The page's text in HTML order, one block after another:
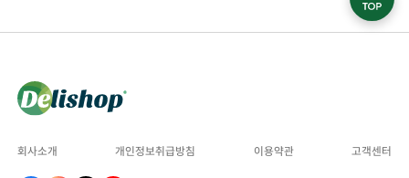
회사소개 개인정보취급방침 이용약관 고객센터